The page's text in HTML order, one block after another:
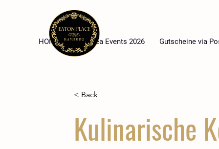
HOME High Tea Events 2026 Gutscheine via
< Back
Kulinarische